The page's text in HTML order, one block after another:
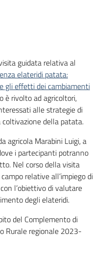
guidata relativa al
elateridi patata:
gli effetti dei cambiamenti
è rivolto ad agricoltori,
alle strategie di
della patata.
agricola Marabini Luigi, a
i partecipanti potranno
Nel corso della visita
relative all’impiego di
l’obiettivo di valutare
degli elateridi.
del Complemento di
Rurale regionale 2023-